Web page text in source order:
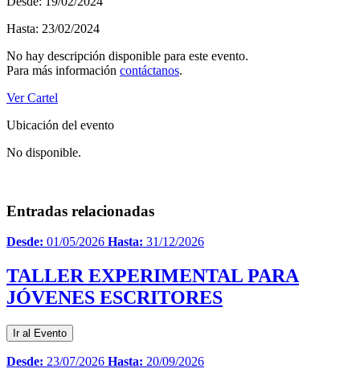
Hasta: 23/02/2024
No hay descripción disponible para este evento.
Para más información contáctanos.
Ver Cartel
Ubicación del evento
No disponible.
Entradas relacionadas
Desde: 01/05/2026 Hasta: 31/12/2026
TALLER EXPERIMENTAL PARA
JÓVENES ESCRITORES
Ir al Evento
Desde: 23/07/2026 Hasta: 20/09/2026